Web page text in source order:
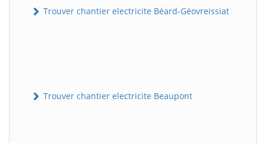
Trouver chantier electricite Béard-Géovreissiat
Trouver chantier electricite Beaupont